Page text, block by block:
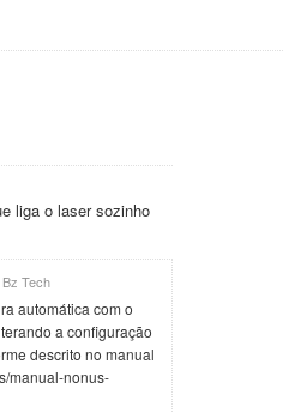
liga o laser sozinho
Tech
automática com o
a configuração
descrito no manual
manual-nonus-